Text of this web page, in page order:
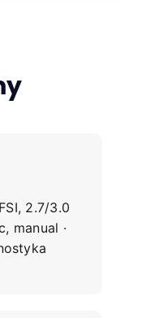
2.7/3.0
manual ·